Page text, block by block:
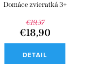
Domáce zvieratká 3+
€19,37
€18,90
DETAIL